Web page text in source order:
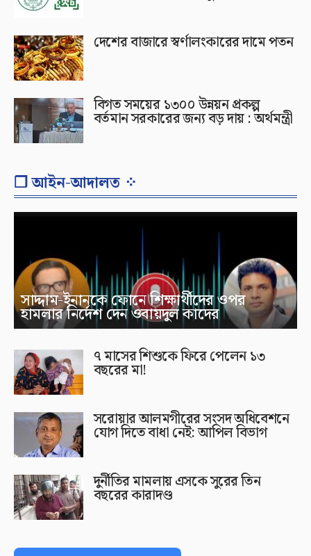
দেশের বাজারে স্বর্ণালংকারের দামে পতন
বিগত সময়ের ১৩০০ উন্নয়ন প্রকল্প
বর্তমান সরকারের জন্য বড় দায় : অর্থমন্ত্রী
❐ আইন-আদালত ⁘
সাদ্দাম-ইনানকে ফোনে শিক্ষার্থীদের ওপর
হামলার নির্দেশ দেন ওবায়দুল কাদের
৭ মাসের শিশুকে ফিরে পেলেন ১৩
বছরের মা!
সরোয়ার আলমগীরের সংসদ অধিবেশনে
যোগ দিতে বাধা নেই: আপিল বিভাগ
দুর্নীতির মামলায় এসকে সুরের তিন
বছরের কারাদণ্ড